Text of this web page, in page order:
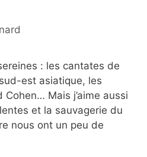
: les cantates de
est asiatique, les
Mais j’aime aussi
et la sauvagerie du
nous ont un peu de